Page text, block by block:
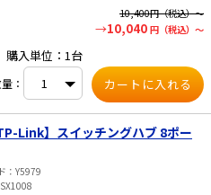
1000Mbps 消費電力:最大: 9.27W
寸法:286×111.7×25.4mm 筐体:金
✅TP-Link社製品についてのご
めご了承ください。メーカーの都合によ
改良のため仕様、外観は予告なく変更す
あります。新仕様の商品への移行中は、
る仕様の在庫が混在する可能性がござ
10,400円（税込）～
10,040 円（税込）～
購入単位：1台
：
Link】スイッチングハブ 8ポー
Y5979